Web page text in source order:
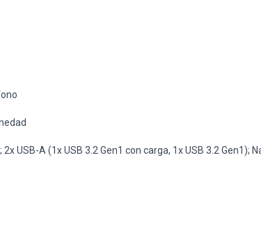
USB-A (1x USB 3.2 Gen1 con carga, 1x USB 3.2